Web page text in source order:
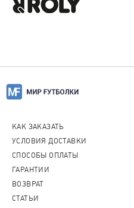
КАК ЗАКАЗАТЬ
УСЛОВИЯ ДОСТАВКИ
СПОСОБЫ ОПЛАТЫ
ГАРАНТИИ
ВОЗВРАТ
СТАТЬИ